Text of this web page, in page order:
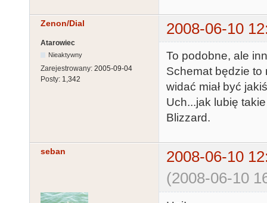
Zenon/Dial 2008-06-10
Atarowiec
Nieaktywny
Zarejestrowany: 2005-09-04
Posty: 1,342
To podobne, ale
Schemat będzie to
widać miał być
Uch...jak lubię
Blizzard.
seban
2008-06-10
(2008-06-10